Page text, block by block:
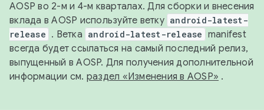
AOSP во 2-м и 4-м кварталах. Для сборки и внесения
вклада в AOSP используйте ветку android-latest-
release . Ветка android-latest-release manifest
всегда будет ссылаться на самый последний релиз,
выпущенный в AOSP. Для получения дополнительной
информации см. раздел «Изменения в AOSP» .